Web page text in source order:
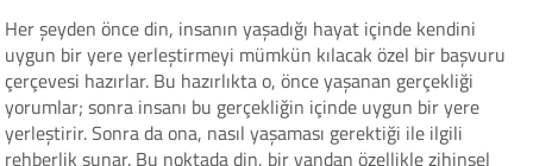
Her şeyden önce din, insanın yaşadığı hayat içinde kendini
uygun bir yere yerleştirmeyi mümkün kılacak özel bir başvuru
çerçevesi hazırlar. Bu hazırlıkta o, önce yaşanan gerçekliği
yorumlar; sonra insanı bu gerçekliğin içinde uygun bir yere
yerleştirir. Sonra da ona, nasıl yaşaması gerektiği ile ilgili
rehberlik sunar. Bu noktada din, bir yandan özellikle zihinsel